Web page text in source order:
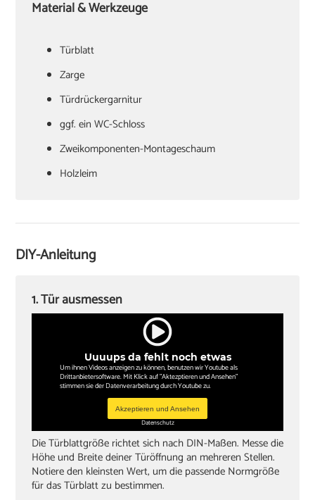
Material & Werkzeuge
Türblatt
‏Zarge
Türdrückergarnitur
‏ggf. ein WC-Schloss
Zweikomponenten-Montageschaum
‏Holzleim
Papierschablone für Türdrückermontage
‏Kreuzschlitzschraubendreher
‏Wasserwaagen (60 cm, 180 cm)
‏Zollstock
‏Akkuschrauber oder Bohrmaschine
‏Inbusschlüssel, Größe 4
DIY-Anleitung
Uuuups da fehlt noch etwas
Um ihnen Videos anzeigen zu können, benutzen wir Youtube als
Drittanbietersoftware. Mit Klick auf "Aktezptieren und Ansehen"
stimmen sie der Datenverarbeitung durch Youtube zu.
Akzeptieren und Ansehen
Datenschutz
1. Tür ausmessen
Die Türblattgröße richtet sich nach DIN-Maßen. Messe die
Höhe und Breite deiner Türöffnung an mehreren Stellen.
Notiere den kleinsten Wert, um die passende Normgröße
für das Türblatt zu bestimmen.